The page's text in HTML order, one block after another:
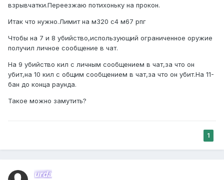
взрывчатки.Переезжаю потихоньку на прокон.
Итак что нужно.Лимит на м320 с4 м67 рпг
Чтобы на 7 и 8 убийство,использующий ограниченное оружие
получил личное сообщение в чат.
На 9 убийство кил с личным сообщением в чат,за что он
убит,на 10 кил с общим сообщением в чат,за что он убит.На 11-
бан до конца раунда.
Такое можно замутить?
1
urda